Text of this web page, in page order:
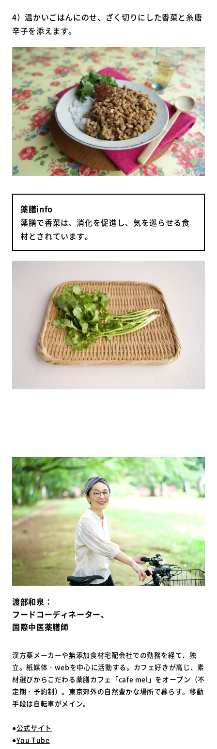
4）温かいごはんにのせ、ざく切りにした香菜と糸唐
辛子を添えます。
薬膳info
薬膳で香菜は、消化を促進し、気を巡らせる食
材とされています。
渡部和泉：
フードコーディネーター、
国際中医薬膳師
漢方薬メーカーや無添加食材宅配会社での勤務を経て、独
立。紙媒体・webを中心に活動する。カフェ好きが高じ、素
材選びからこだわる薬膳カフェ「cafe mel」をオープン（不
定期・予約制）。東京郊外の自然豊かな場所で暮らす。移動
手段は自転車がメイン。
●公式サイト
●You Tube